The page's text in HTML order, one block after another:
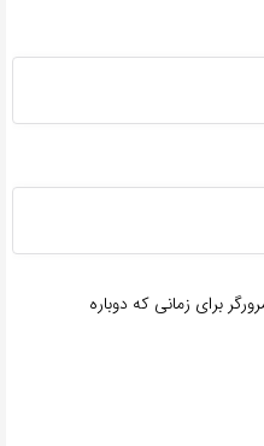
برای زمانی که دوباره